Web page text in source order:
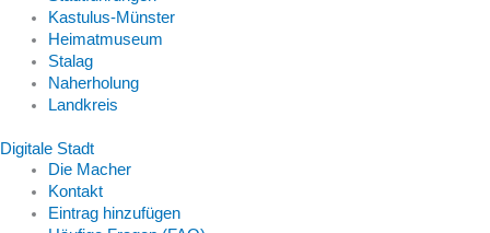
Kastulus-Münster
Heimatmuseum
Stalag
Naherholung
Landkreis
Digitale Stadt
Die Macher
Kontakt
Eintrag hinzufügen